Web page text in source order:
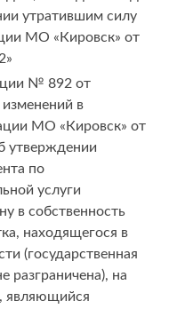
утратившим силу
МО «Кировск» от
№ 892 от
в
МО «Кировск» от
утверждении
по
услуги
в собственность
находящегося в
(государственная
разграничена), на
являющийся